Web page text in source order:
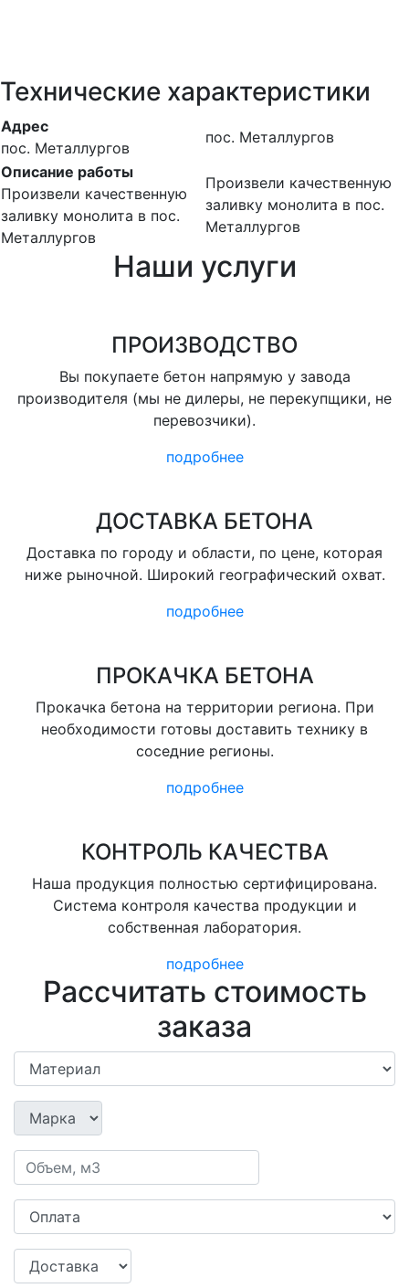
Технические характеристики
Адрес
пос. Металлургов
пос. Металлургов
Описание работы
Произвели качественную
заливку монолита в пос.
Металлургов
Произвели качественную
заливку монолита в пос.
Металлургов
Наши услуги
ПРОИЗВОДСТВО
Вы покупаете бетон напрямую у завода
производителя (мы не дилеры, не перекупщики, не
перевозчики).
подробнее
ДОСТАВКА БЕТОНА
Доставка по городу и области, по цене, которая
ниже рыночной. Широкий географический охват.
подробнее
ПРОКАЧКА БЕТОНА
Прокачка бетона на территории региона. При
необходимости готовы доставить технику в
соседние регионы.
подробнее
КОНТРОЛЬ КАЧЕСТВА
Наша продукция полностью сертифицирована.
Система контроля качества продукции и
собственная лаборатория.
подробнее
Рассчитать стоимость
заказа